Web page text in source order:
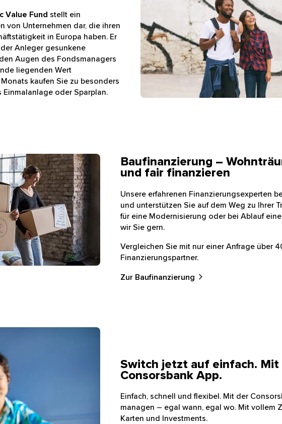
Value Fund stellt ein
von Unternehmen dar, die ihren
in Europa haben. Er
Anleger gesunkene
Augen des Fondsmanagers
liegenden Wert
kaufen Sie zu besonders
oder Sparplan.
aus einem Loft
Baufinanzierung –
und fair finanzieren
Unsere erfahrenen Finanzierungsexperten
und unterstützen Sie auf dem Weg zu Ihrer
für eine Modernisierung oder bei Ablauf
wir Sie gern.
Vergleichen Sie mit nur einer Anfrage über
Finanzierungspartner.
Zur Baufinanzierung
die Startseite der neuen Consorsbank App
Switch jetzt auf einfach. Mit
Consorsbank App.
Einfach, schnell und flexibel. Mit der
managen – egal wann, egal wo. Mit vollem
Karten und Investments.